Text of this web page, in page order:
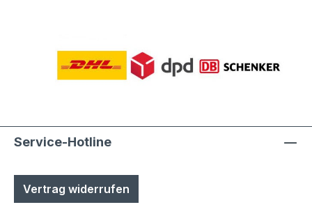
Service-Hotline
Vertrag widerrufen